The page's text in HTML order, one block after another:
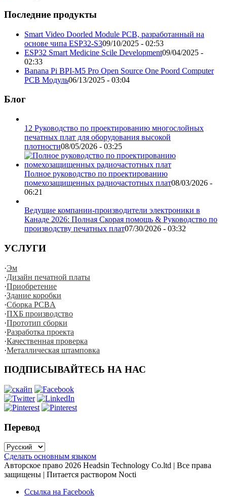
Последние продукты
Smart Video Doorled Module PCB, разработанный на
основе чипа ESP32-S309/10/2025 - 02:53
ESP32 Smart Medicine Scile Development09/04/2025 -
02:33
Banana Pi BPI-M5 Pro Open Source One Poord Computer
PCB Модуль06/13/2025 - 03:04
Блог
12 Руководство по проектированию многослойных
печатных плат для оборудования высокой
плотности08/05/2026 - 03:25
Полное руководство по проектированию
помехозащищенных радиочастотных плат08/03/2026 -
06:21
Ведущие компании-производители электроники в
Канаде 2026: Полная Скорая помощь & Руководство по
производству печатных плат07/30/2026 - 03:32
УСЛУГИ
·Эм
·Дизайн печатной платы
·Приобретение
·Здание коробки
·Сборка PCBA
·ПХБ производство
·Прототип сборки
·Разработка проекта
·Качественная проверка
·Металлическая штамповка
ПОДПИСЫВАЙТЕСЬ НА НАС
Перевод
Сделать основным языком
Авторское право 2026 Headsin Technology Co.ltd | Все права
защищены | Питается раствором Nocti
Ссылка на Facebook